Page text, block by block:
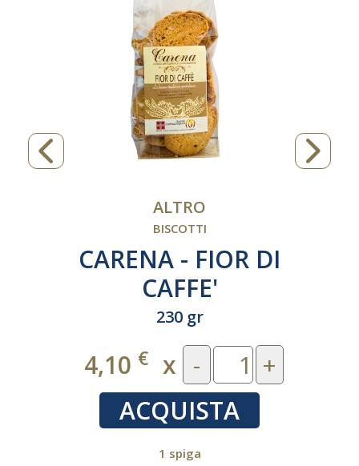
ALTRO
BISCOTTI
CARENA - FIOR DI
CAFFE'
230 gr
4,10 € x -
+
ACQUISTA
1 spiga